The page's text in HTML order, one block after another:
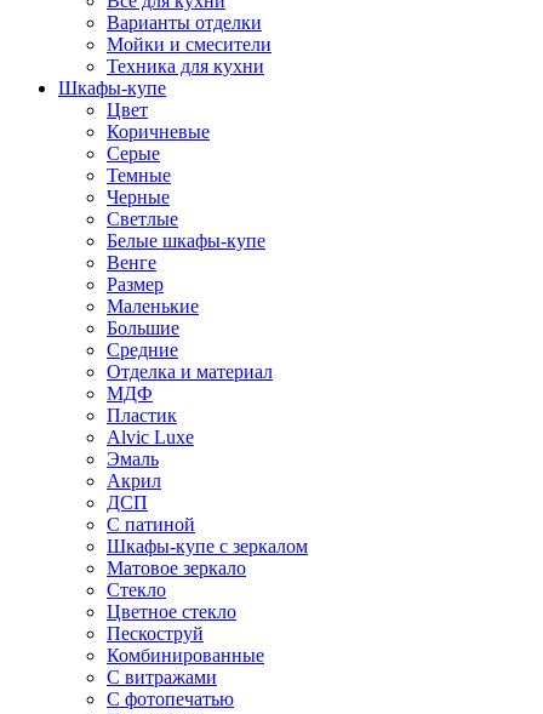
Варианты отделки
Мойки и смесители
Техника для кухни
Шкафы-купе
Цвет
Коричневые
Серые
Темные
Черные
Светлые
Белые шкафы-купе
Венге
Размер
Маленькие
Большие
Средние
Отделка и материал
МДФ
Пластик
Alvic Luxe
Эмаль
Акрил
ДСП
С патиной
Шкафы-купе с зеркалом
Матовое зеркало
Стекло
Цветное стекло
Пескоструй
Комбинированные
С витражами
С фотопечатью